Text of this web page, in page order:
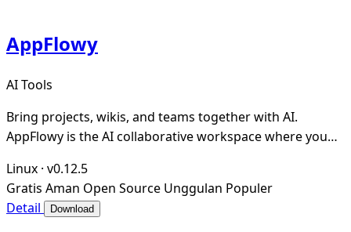
AppFlowy
AI Tools
Bring projects, wikis, and teams together with AI.
AppFlowy is the AI collaborative workspace where you
Linux · v0.12.5
Gratis Aman Open Source Unggulan Populer
Detail
Download